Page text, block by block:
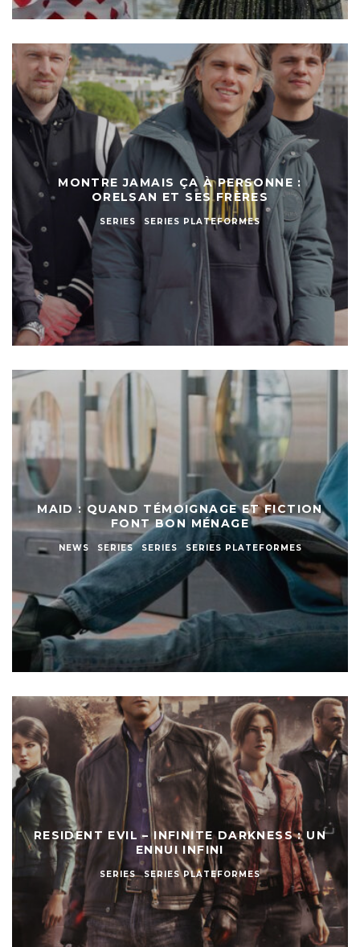
MONTRE JAMAIS ÇA À PERSONNE :
ORELSAN ET SES FRÈRES
SERIES SERIES PLATEFORMES
MAID : QUAND TÉMOIGNAGE ET FICTION
FONT BON MÉNAGE
NEWS SERIES SERIES SERIES PLATEFORMES
RESIDENT EVIL – INFINITE DARKNESS : UN
ENNUI INFINI
SERIES SERIES PLATEFORMES